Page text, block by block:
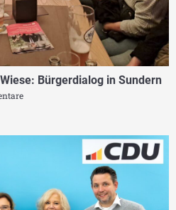
Bürgerdialog in Sundern